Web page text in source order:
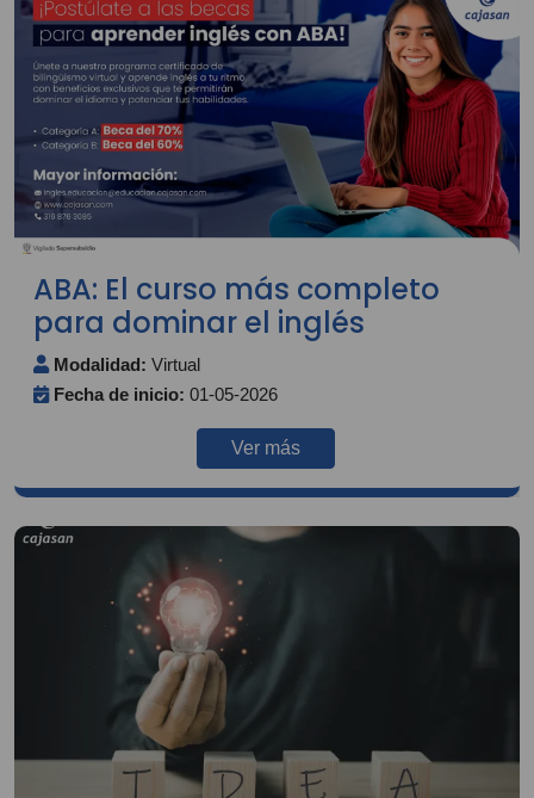
ABA: El curso más completo
para dominar el inglés
Modalidad: Virtual
Fecha de inicio: 01-05-2026
Ver más